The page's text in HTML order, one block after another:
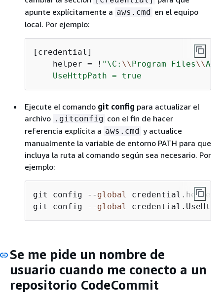
apunte explícitamente a aws.cmd en el equipo
local. Por ejemplo:
[credential]
    helper
= ! "\C: \\Program Files\\
    UseHttpPath = true
Ejecute el comando git config para actualizar el
archivo .gitconfig con el fin de hacer
referencia explícita a aws.cmd y actualice
manualmente la variable de entorno PATH para que
incluya la ruta al comando según sea necesario. Por
ejemplo:
git config -- global credential.helper
git config -- global
Se me pide un nombre de
usuario cuando me conecto a un
repositorio CodeCommit